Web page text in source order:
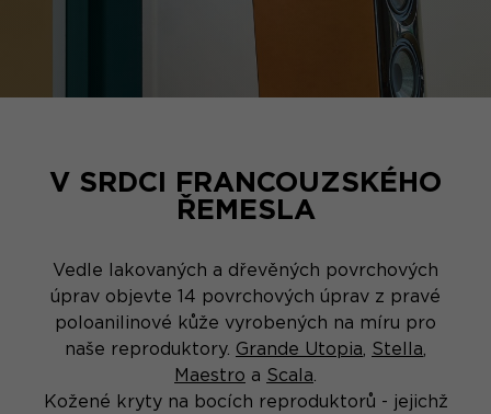
V SRDCI FRANCOUZSKÉHO
ŘEMESLA
Vedle lakovaných a dřevěných povrchových
úprav objevte 14 povrchových úprav z pravé
poloanilinové kůže vyrobených na míru pro
naše reproduktory. Grande Utopia, Stella,
Maestro a Scala.
Kožené kryty na bocích reproduktorů - jejichž